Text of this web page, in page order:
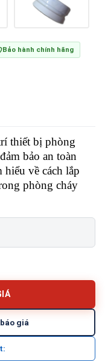
Bảo hành chính hãng
thiết bị phòng
bảo an toàn
về cách lắp
phòng cháy
giá